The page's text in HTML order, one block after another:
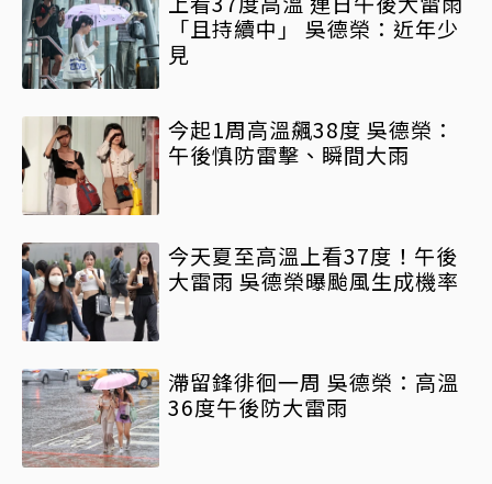
「且持續中」 吳德榮：近年少
見
今起1周高溫飆38度 吳德榮：
午後慎防雷擊、瞬間大雨
今天夏至高溫上看37度！午後
大雷雨 吳德榮曝颱風生成機率
滯留鋒徘徊一周 吳德榮：高溫
36度午後防大雷雨